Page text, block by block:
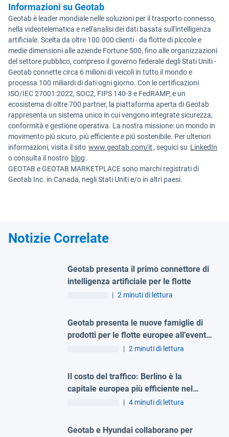
Informazioni su Geotab
Geotab è leader mondiale nelle soluzioni per il trasporto connesso,
nella videotelematica e nell'analisi dei dati basata sull'intelligenza
artificiale. Scelta da oltre 100.000 clienti - da flotte di piccole e
medie dimensioni alle aziende Fortune 500, fino alle organizzazioni
del settore pubblico, compreso il governo federale degli Stati Uniti -
Geotab connette circa 6 milioni di veicoli in tutto il mondo e
processa 100 miliardi di dati ogni giorno. Con le certificazioni
ISO/IEC 27001:2022, SOC2, FIPS 140-3 e FedRAMP, e un
ecosistema di oltre 700 partner, la piattaforma aperta di Geotab
rappresenta un sistema unico in cui vengono integrate sicurezza,
conformità e gestione operativa. La nostra missione: un mondo in
movimento più sicuro, più efficiente e più sostenibile. Per ulteriori
informazioni, visita il sito www.geotab.com/it, seguici su LinkedIn
o consulta il nostro blog .
GEOTAB e GEOTAB MARKETPLACE sono marchi registrati di
Geotab Inc. in Canada, negli Stati Uniti e/o in altri paesi.
Notizie Correlate
Geotab presenta il primo connettore di
intelligenza artificiale per le flotte
| 2 minuti di lettura
Geotab presenta le nuove famiglie di
prodotti per le flotte europee all’evento
Connect Europe| 2 minuti di lettura
Il costo del traffico: Berlino è la
capitale europea più efficiente nel
trasporto merci. Roma al quarto posto,| 4 minuti di lettura
Geotab e Hyundai collaborano per